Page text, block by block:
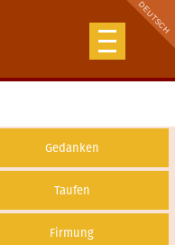
Gedanken
Taufen
Firmung